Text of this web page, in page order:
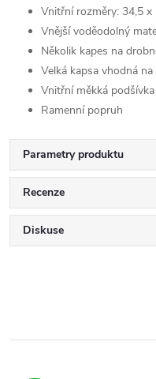
Vnitřní rozměry: 34,5 x
Vnější voděodolný
Několik kapes na
Velká kapsa vhodná
Vnitřní měkká podšívka
Ramenní popruh
Parametry produktu
Recenze
Diskuse